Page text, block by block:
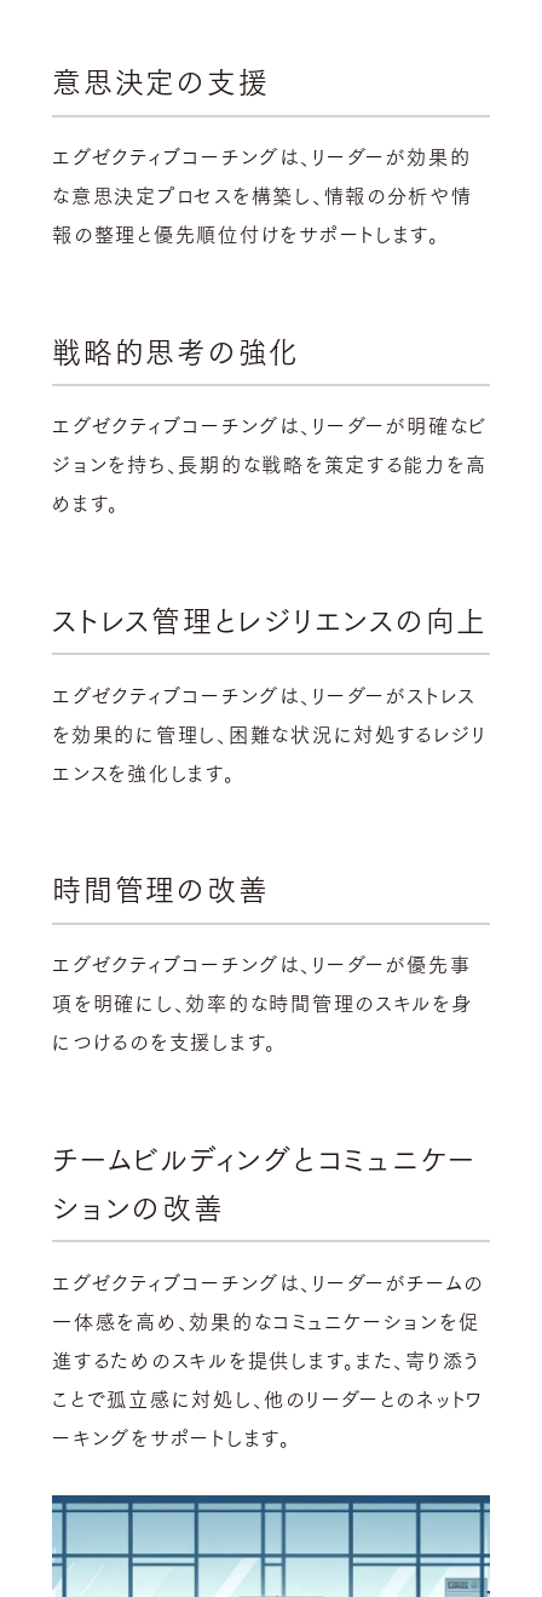
意思決定の支援
エグゼクティブコーチングは、リーダーが効果的
な意思決定プロセスを構築し、情報の分析や情
報の整理と優先順位付けをサポートします。
戦略的思考の強化
エグゼクティブコーチングは、リーダーが明確なビ
ジョンを持ち、長期的な戦略を策定する能力を高
めます。
ストレス管理とレジリエンスの向上
エグゼクティブコーチングは、リーダーがストレス
を効果的に管理し、困難な状況に対処するレジリ
エンスを強化します。
時間管理の改善
エグゼクティブコーチングは、リーダーが優先事
項を明確にし、効率的な時間管理のスキルを身
につけるのを支援します。
チームビルディングとコミュニケー
ションの改善
エグゼクティブコーチングは、リーダーがチームの
一体感を高め、効果的なコミュニケーションを促
進するためのスキルを提供します。また、寄り添う
ことで孤立感に対処し、他のリーダーとのネットワ
ーキングをサポートします。